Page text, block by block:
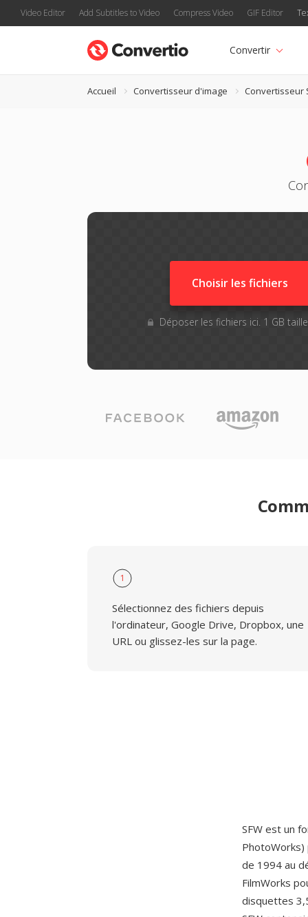
Video Editor Add Subtitles to Video Compress Video GIF Editor
Convertir
Accueil Convertisseur d'image Convertisseur
Choisir les fichiers
Déposer les fichiers ici. 1 GB
1
Sélectionnez des fichiers depuis
l'ordinateur, Google Drive, Dropbox, une
URL ou glissez-les sur la page.
SFW est un
de 1994 au
FilmWorks
disquettes